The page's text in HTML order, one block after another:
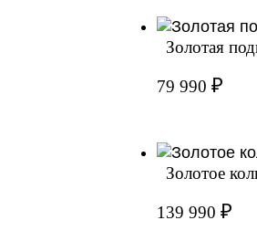
Золотая
79 990 ₽
Золотое
139 990 ₽